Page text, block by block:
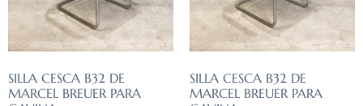
SILLA CESCA B32 DE
MARCEL BREUER PARA
SILLA CESCA B32 DE
MARCEL BREUER PARA